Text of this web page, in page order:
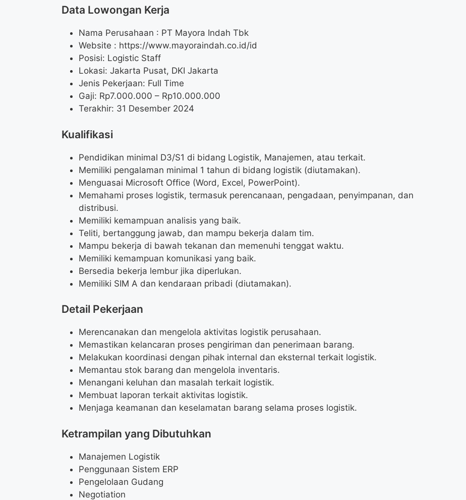
Data Lowongan Kerja
Nama Perusahaan : PT Mayora Indah Tbk
Website : https://www.mayoraindah.co.id/id
Posisi: Logistic Staff
Lokasi: Jakarta Pusat, DKI Jakarta
Jenis Pekerjaan: Full Time
Gaji: Rp7.000.000 – Rp10.000.000
Terakhir: 31 Desember 2024
Kualifikasi
Pendidikan minimal D3/S1 di bidang Logistik, Manajemen, atau terkait.
Memiliki pengalaman minimal 1 tahun di bidang logistik (diutamakan).
Menguasai Microsoft Office (Word, Excel, PowerPoint).
Memahami proses logistik, termasuk perencanaan, pengadaan, penyimpanan, dan
distribusi.
Memiliki kemampuan analisis yang baik.
Teliti, bertanggung jawab, dan mampu bekerja dalam tim.
Mampu bekerja di bawah tekanan dan memenuhi tenggat waktu.
Memiliki kemampuan komunikasi yang baik.
Bersedia bekerja lembur jika diperlukan.
Memiliki SIM A dan kendaraan pribadi (diutamakan).
Detail Pekerjaan
Merencanakan dan mengelola aktivitas logistik perusahaan.
Memastikan kelancaran proses pengiriman dan penerimaan barang.
Melakukan koordinasi dengan pihak internal dan eksternal terkait logistik.
Memantau stok barang dan mengelola inventaris.
Menangani keluhan dan masalah terkait logistik.
Membuat laporan terkait aktivitas logistik.
Menjaga keamanan dan keselamatan barang selama proses logistik.
Ketrampilan yang Dibutuhkan
Manajemen Logistik
Penggunaan Sistem ERP
Pengelolaan Gudang
Negotiation